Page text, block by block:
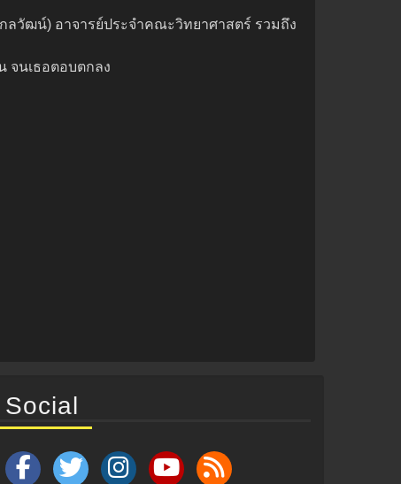
ลวัฒน์) อาจารย์ประจำคณะวิทยาศาสตร์ รวมถึง
จนเธอตอบตกลง
Social